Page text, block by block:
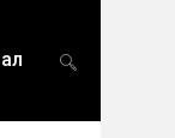
Перемкнути